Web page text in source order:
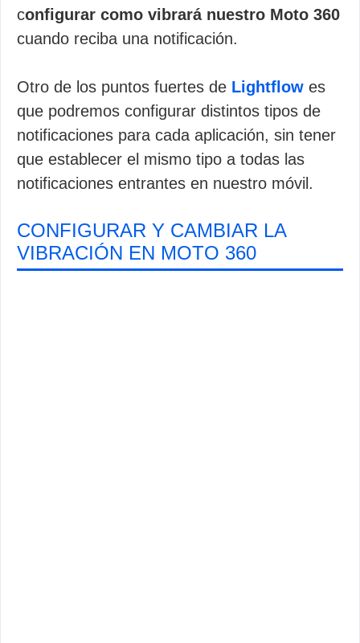
configurar como vibrará nuestro Moto 360
cuando reciba una notificación.
Otro de los puntos fuertes de Lightflow es
que podremos configurar distintos tipos de
notificaciones para cada aplicación, sin tener
que establecer el mismo tipo a todas las
notificaciones entrantes en nuestro móvil.
CONFIGURAR Y CAMBIAR LA
VIBRACIÓN EN MOTO 360